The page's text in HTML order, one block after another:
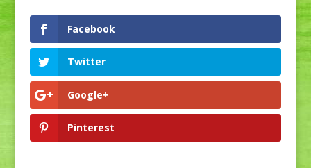
Facebook
Twitter
Google+
Pinterest